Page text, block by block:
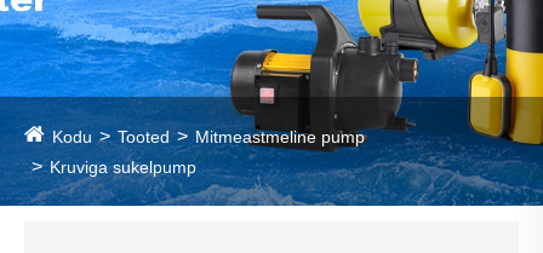
Kodu Tooted
Mitmeastmeline pump
Kruviga sukelpump